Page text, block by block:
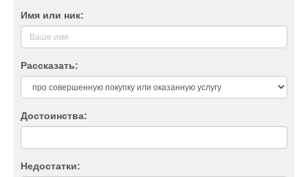
Имя или ник:
Рассказать:
Достоинства:
Недостатки: